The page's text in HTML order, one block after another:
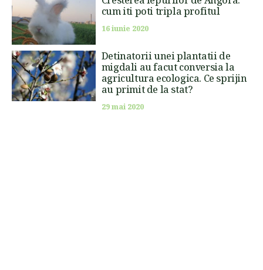
cum iti poti tripla profitul
16 iunie 2020
Detinatorii unei plantatii de
migdali au facut conversia la
agricultura ecologica. Ce sprijin
au primit de la stat?
29 mai 2020